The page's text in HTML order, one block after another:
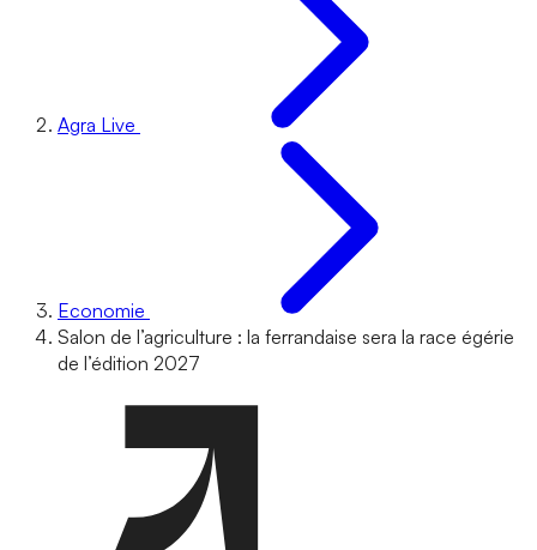
Agra Live
Economie
Salon de l’agriculture : la ferrandaise sera la race égérie
de l’édition 2027